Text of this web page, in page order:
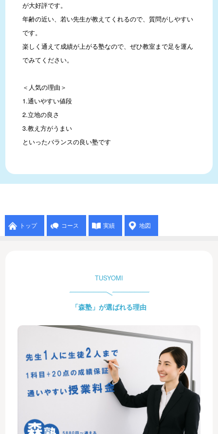
が大好評です。
年齢の近い、若い先生が教えてくれるので、質問がしやすい
です。
楽しく通えて成績が上がる塾なので、ぜひ教室まで足を運ん
でみてください。
＜人気の理由＞
1.通いやすい値段
2.立地の良さ
3.教え方がうまい
といったバランスの良い塾です
トップ コース 実績 地図
TUSYOMI
「森塾」が選ばれる理由